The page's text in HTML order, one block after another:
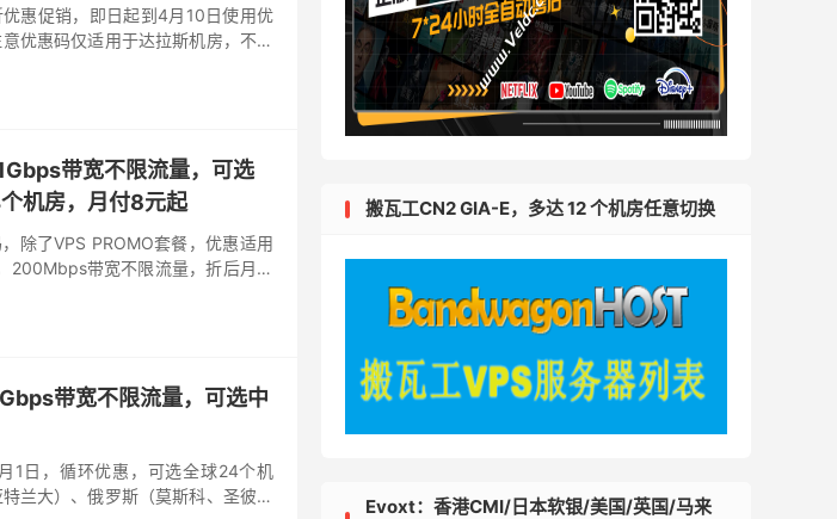
惠促销，即日起到4月10日使用优
优惠码仅适用于达拉斯机房，不同
带宽不限流量，可选
机房，月付8元起
除了VPS PROMO套餐，优惠适用
200Mbps带宽不限流量，折后月付
带宽不限流量，可选中
1日，循环优惠，可选全球24个机
兰大）、俄罗斯（莫斯科、圣彼得
搬瓦工CN2 GIA-E，多达 12 个机房任意切换
Evoxt：香港CMI/日本软银/美国/英国/马来